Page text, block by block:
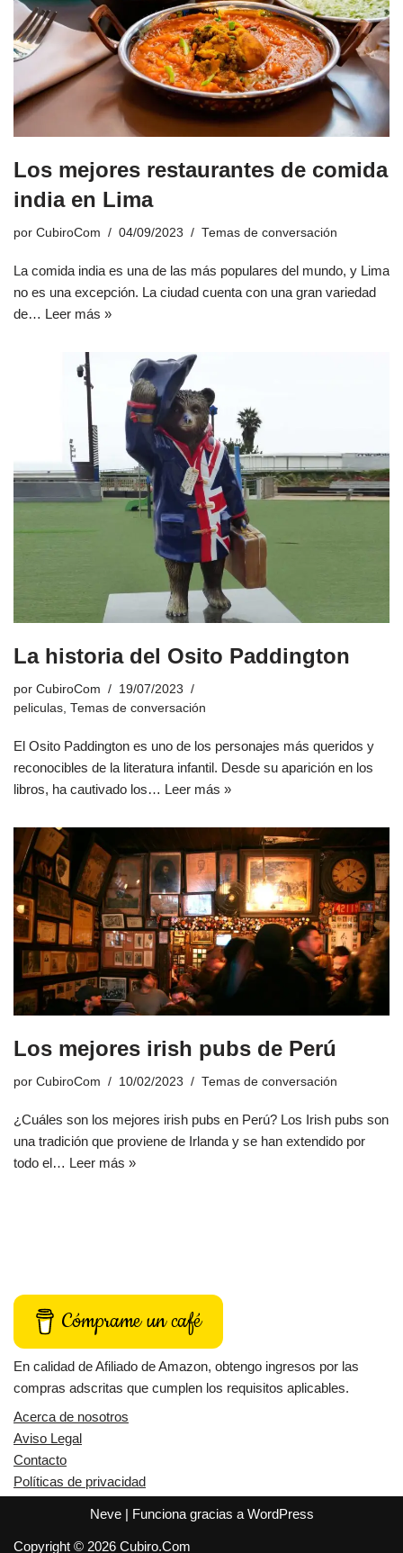
Los mejores restaurantes de comida
india en Lima
por CubiroCom 04/09/2023 Temas de conversación
La comida india es una de las más populares del mundo, y Lima
no es una excepción. La ciudad cuenta con una gran variedad
de… Leer más »
La historia del Osito Paddington
por CubiroCom
19/07/2023
peliculas Temas de conversación
El Osito Paddington es uno de los personajes más queridos y
reconocibles de la literatura infantil. Desde su aparición en los
libros, ha cautivado los… Leer más »
Los mejores irish pubs de Perú
por CubiroCom 10/02/2023 Temas de conversación
¿Cuáles son los mejores irish pubs en Perú? Los Irish pubs son
una tradición que proviene de Irlanda y se han extendido por
todo el… Leer más »
Cómprame un café
En calidad de Afiliado de Amazon, obtengo ingresos por las
compras adscritas que cumplen los requisitos aplicables.
Acerca de nosotros
Aviso Legal
Contacto
Políticas de privacidad
Neve| Funciona gracias a WordPress
Copyright © 2026 Cubiro.Com